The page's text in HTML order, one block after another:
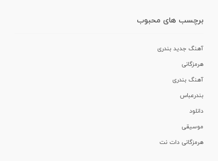
برچسب های محبوب
آهنگ جدید بندری
هرمزگانی
آهنگ بندری
بندرعباس
دانلود
موسیقی
هرمزگانی دات نت